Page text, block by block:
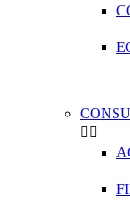
 